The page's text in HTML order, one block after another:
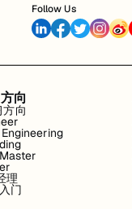
Follow Us
向
方向
理
门